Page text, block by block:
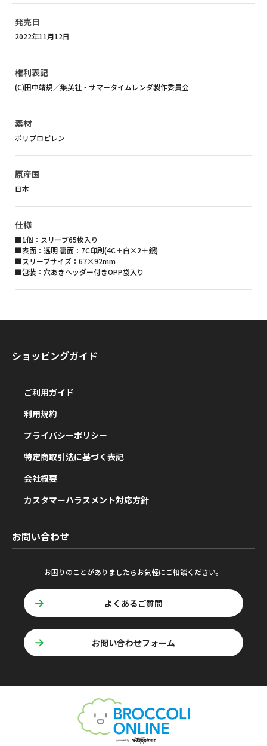
発売日
2022年11月12日
権利表記
(C)田中靖規／集英社・サマータイムレンダ製作委員会
素材
ポリプロピレン
原産国
日本
仕様
■1個：スリーブ65枚入り
■表面：透明 裏面：7C印刷(4C＋白×2＋銀)
■スリーブサイズ：67×92mm
■包装：穴あきヘッダー付きOPP袋入り
ショッピングガイド
ご利用ガイド
利用規約
プライバシーポリシー
特定商取引法に基づく表記
会社概要
カスタマーハラスメント対応方針
お問い合わせ
お困りのことがありましたらお気軽にご相談ください。
よくあるご質問
お問い合わせフォーム